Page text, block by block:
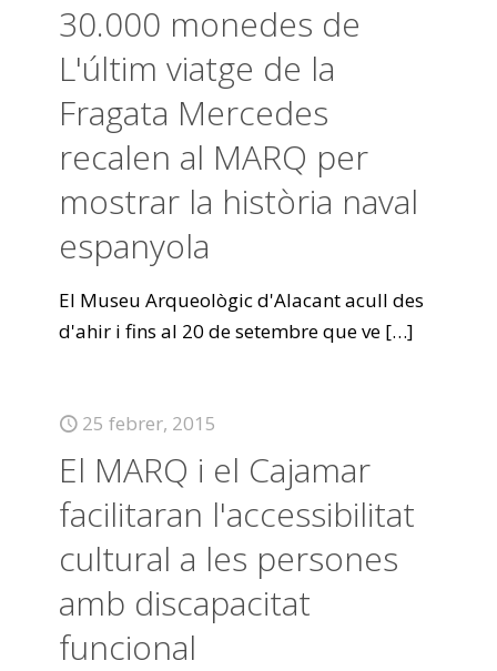
30.000 monedes de
L'últim viatge de la
Fragata Mercedes
recalen al MARQ per
mostrar la història naval
espanyola
El Museu Arqueològic d'Alacant acull des
d'ahir i fins al 20 de setembre que ve […]
25 febrer, 2015
El MARQ i el Cajamar
facilitaran l'accessibilitat
cultural a les persones
amb discapacitat
funcional